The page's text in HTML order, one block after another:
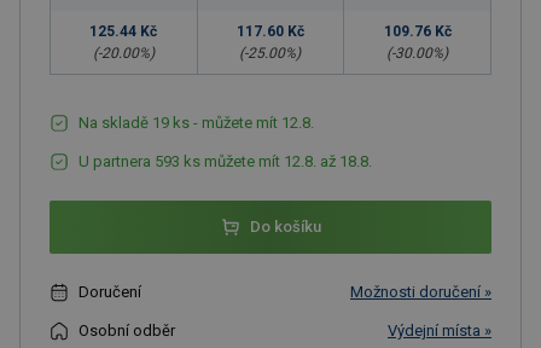
125.44 Kč
(-20.00%)
117.60 Kč
(-25.00%)
109.76 Kč
(-30.00%)
Na skladě 19 ks - můžete mít 12.8.
U partnera 593 ks můžete mít 12.8. až 18.8.
Do košíku
Doručení Možnosti doručení »
Osobní odběr Výdejní místa »